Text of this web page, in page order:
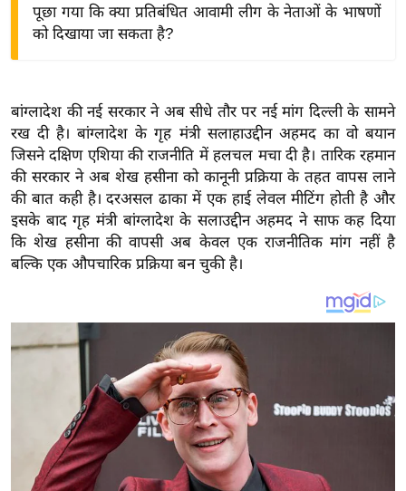
वि
शे
ष
ज्ञ
रा
य
ब
ज
खे
ल
पूछा गया कि क्या प्रतिबंधित आवामी लीग के नेताओं के भाषणों
को दिखाया जा सकता है?
बांग्लादेश की नई सरकार ने अब सीधे तौर पर नई मांग दिल्ली के सामने
रख दी है। बांग्लादेश के गृह मंत्री सलाहाउद्दीन अहमद का वो बयान
जिसने दक्षिण एशिया की राजनीति में हलचल मचा दी है। तारिक रहमान
की सरकार ने अब शेख हसीना को कानूनी प्रक्रिया के तहत वापस लाने
की बात कही है। दरअसल ढाका में एक हाई लेवल मीटिंग होती है और
इसके बाद गृह मंत्री बांग्लादेश के सलाउद्दीन अहमद ने साफ कह दिया
कि शेख हसीना की वापसी अब केवल एक राजनीतिक मांग नहीं है
बल्कि एक औपचारिक प्रक्रिया बन चुकी है।